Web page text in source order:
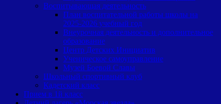
Воспитывающая деятельность
План воспитательной работы школы на
2025-2026 учебный год
Внеурочная деятельность и дополнительное
образование
Центр Детских Инициатив
Ученическое самоуправление
Музей Боевой Славы
Школьный спортивный клуб
Кадетский класс
Прием в 1й класс